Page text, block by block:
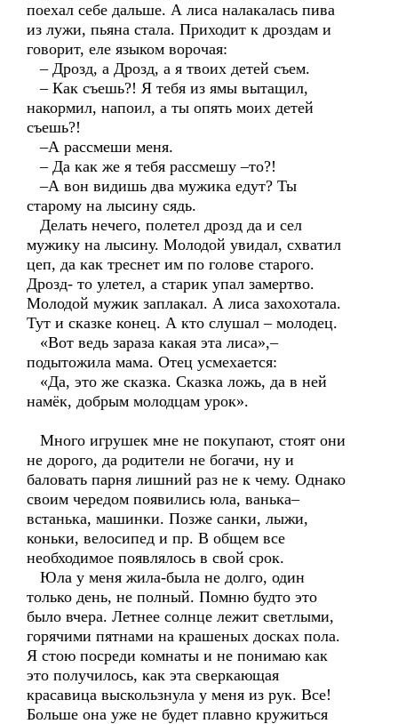
поехал себе дальше. А лиса налакалась пива
из лужи, пьяна стала. Приходит к дроздам и
говорит, еле языком ворочая:
– Дрозд, а Дрозд, а я твоих детей съем.
– Как съешь?! Я тебя из ямы вытащил,
накормил, напоил, а ты опять моих детей
съешь?!
–А рассмеши меня.
– Да как же я тебя рассмешу –то?!
–А вон видишь два мужика едут? Ты
старому на лысину сядь.
Делать нечего, полетел дрозд да и сел
мужику на лысину. Молодой увидал, схватил
цеп, да как треснет им по голове старого.
Дрозд- то улетел, а старик упал замертво.
Молодой мужик заплакал. А лиса захохотала.
Тут и сказке конец. А кто слушал – молодец.
«Вот ведь зараза какая эта лиса»,–
подытожила мама. Отец усмехается:
«Да, это же сказка. Сказка ложь, да в ней
намёк, добрым молодцам урок».
Много игрушек мне не покупают, стоят они
не дорого, да родители не богачи, ну и
баловать парня лишний раз не к чему. Однако
своим чередом появились юла, ванька–
встанька, машинки. Позже санки, лыжи,
коньки, велосипед и пр. В общем все
необходимое появлялось в свой срок.
Юла у меня жила-была не долго, один
только день, не полный. Помню будто это
было вчера. Летнее солнце лежит светлыми,
горячими пятнами на крашеных досках пола.
Я стою посреди комнаты и не понимаю как
это получилось, как эта сверкающая
красавица выскользнула у меня из рук. Все!
Больше она уже не будет плавно кружиться